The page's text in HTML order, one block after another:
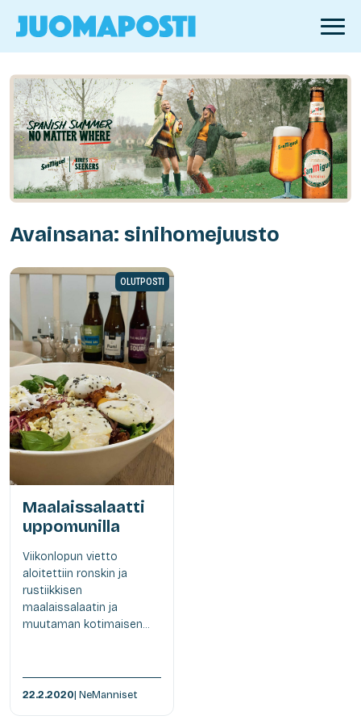
Avainsana: sinihomejuusto
OLUTPOSTI
Maalaissalaatti
uppomunilla
Viikonlopun vietto
aloitettiin ronskin ja
rustiikkisen
maalaissalaatin ja
muutaman kotimaisen...
22.2.2020| NeManniset